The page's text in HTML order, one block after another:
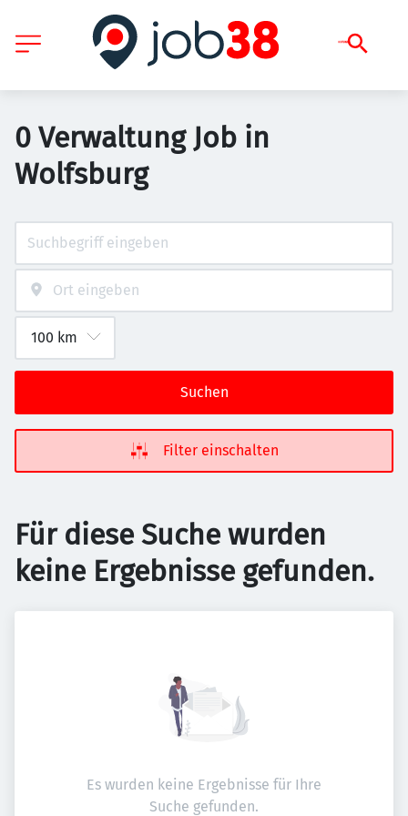
0 Verwaltung Job in
Wolfsburg
Suchen
Filter einschalten
Für diese Suche wurden
keine Ergebnisse gefunden.
Es wurden keine Ergebnisse für Ihre
Suche gefunden.